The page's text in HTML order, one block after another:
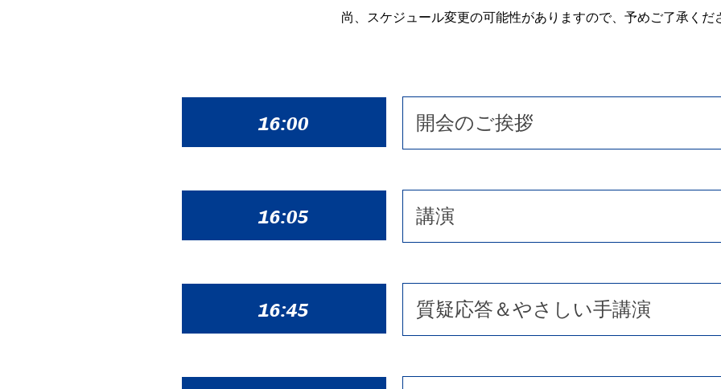
尚、スケジュール変更の可能性がありますので、予めご了承くだ
16:00 開会のご挨拶
16:05 講演
16:45 質疑応答＆やさしい手講演